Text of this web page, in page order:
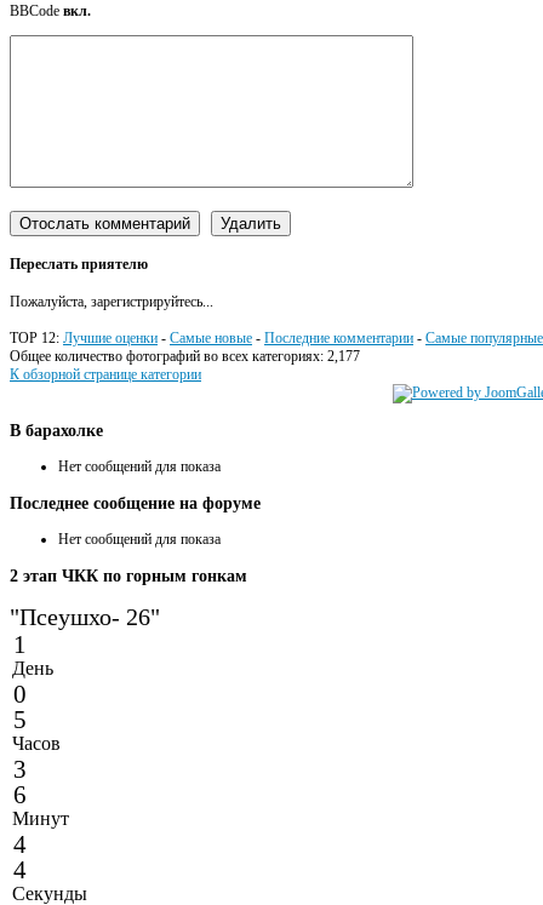
BBCode вкл.
Переслать приятелю
Пожалуйста, зарегистрируйтесь...
TOP 12: Лучшие оценки - Самые новые - Последние комментарии - Самые популярные
Общее количество фотографий во всех категориях: 2,177
К обзорной странице категории
В барахолке
Нет сообщений для показа
Последнее сообщение на форуме
Нет сообщений для показа
2 этап ЧКК по горным гонкам
"Псеушхо- 26"
1
День
0
5
Часов
3
6
Минут
4
4
Секунды